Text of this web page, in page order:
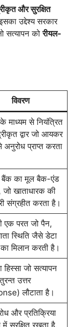
और सुरक्षित
उद्देश्य सरकार
सत्यापन कोरीयल-
विवरण
माध्यम से नियंत्रित
द्वार जो आयकर
अनुरोध प्राप्त करता
बैंक का मूल बैक-एंड
जो खाताधारक की
संग्रहीत करता है।
एक परत जो पैन,
स्थिति जैसे डेटा
मिलान करती है।
जो सत्यापन
उत्तर
लौटाता है।
और प्रतिक्रिया